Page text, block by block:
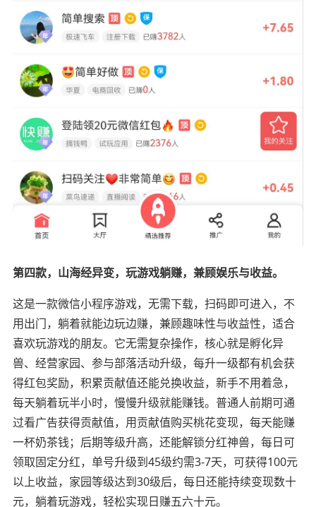
第四款，山海经异变，玩游戏躺赚，兼顾娱乐与收益。
这是一款微信小程序游戏，无需下载，扫码即可进入，不
用出门，躺着就能边玩边赚，兼顾趣味性与收益性，适合
喜欢玩游戏的朋友。它无需复杂操作，核心就是孵化异
兽、经营家园、参与部落活动升级，每升一级都有机会获
得红包奖励，积累贡献值还能兑换收益，新手不用着急，
每天躺着玩半小时，慢慢升级就能赚钱。普通人前期可通
过看广告获得贡献值，用贡献值购买桃花变现，每天能赚
一杯奶茶钱；后期等级升高，还能解锁分红神兽，每日可
领取固定分红，单号升级到45级约需3-7天，可获得100元
以上收益，家园等级达到30级后，每日还能持续变现数十
元，躺着玩游戏，轻松实现日赚五六十元。